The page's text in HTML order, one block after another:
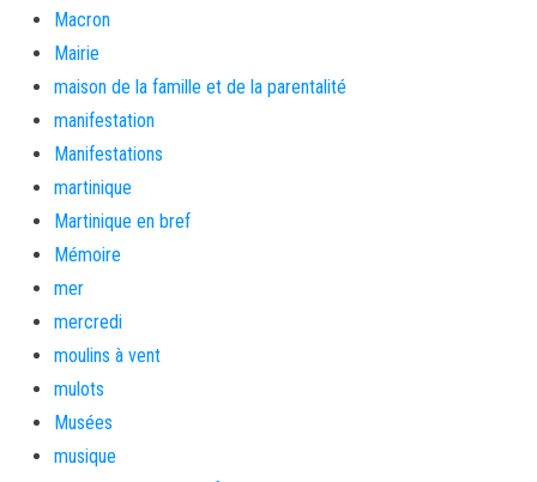
Macron
Mairie
maison de la famille et de la parentalité
manifestation
Manifestations
martinique
Martinique en bref
Mémoire
mer
mercredi
moulins à vent
mulots
Musées
musique